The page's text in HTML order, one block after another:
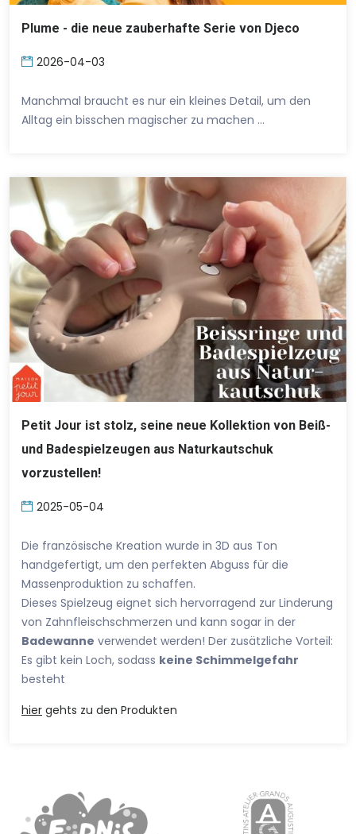
Plume - die neue zauberhafte Serie von Djeco
2026-04-03
Manchmal braucht es nur ein kleines Detail, um den
Alltag ein bisschen magischer zu machen …
Petit Jour ist stolz, seine neue Kollektion von Beiß-
und Badespielzeugen aus Naturkautschuk
vorzustellen!
2025-05-04
Die französische Kreation wurde in 3D aus Ton
handgefertigt, um den perfekten Abguss für die
Massenproduktion zu schaffen.
Dieses Spielzeug eignet sich hervorragend zur Linderung
von Zahnfleischschmerzen und kann sogar in der
Badewanne verwendet werden! Der zusätzliche Vorteil:
Es gibt kein Loch, sodass keine Schimmelgefahr
besteht
hier gehts zu den Produkten